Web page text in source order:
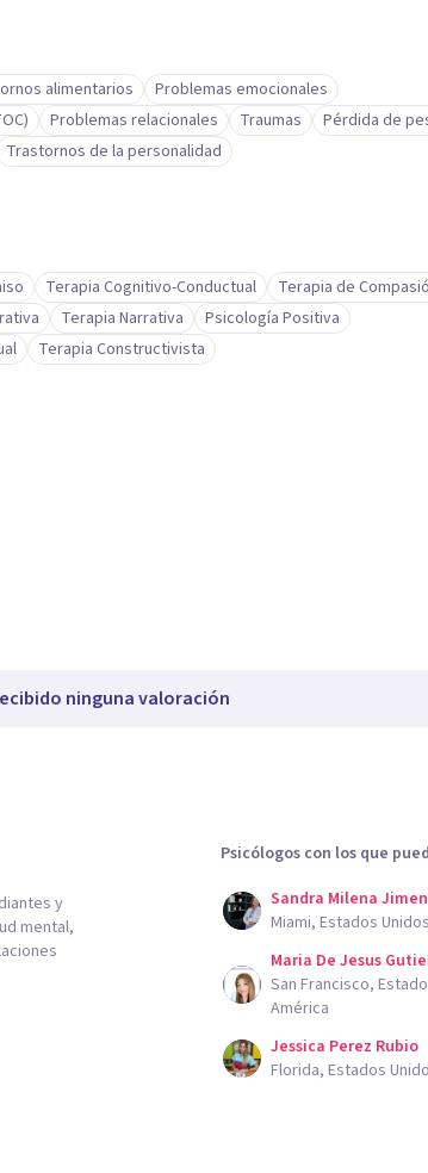
alimentarios
Problemas emocionales
Problemas relacionales Traumas
Pérdida de
Trastornos de la personalidad
Terapia Cognitivo-Conductual Terapia de
Terapia Narrativa
Psicología Positiva
Terapia Constructivista
ninguna valoración
y
mental,
Psicólogos con los que
Sandra Milena
Miami, Estados
Maria De Jesus
San Francisco,
América
Jessica Perez Rubio
Florida, Estados